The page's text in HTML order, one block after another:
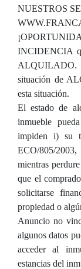
NUESTROS
INCIDENCIA
ALQUILADO.
situación de
esta situación.
El estado de
inmueble
impiden i) su
ECO/805/
mientras
que el
solicitarse
propiedad o
Anuncio no
algunos datos
acceder al
estancias del